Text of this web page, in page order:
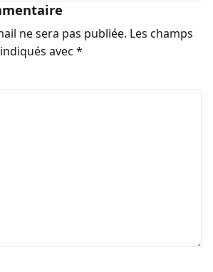
ne sera pas publiée. Les champs
avec *